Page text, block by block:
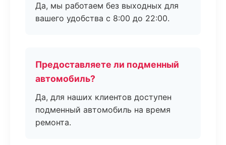
Да, мы работаем без выходных для
вашего удобства с 8:00 до 22:00.
Предоставляете ли подменный
автомобиль?
Да, для наших клиентов доступен
подменный автомобиль на время
ремонта.